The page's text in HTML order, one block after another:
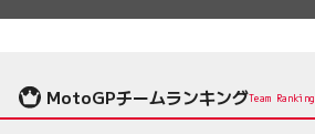
MotoGPチームランキングTeam Ranking